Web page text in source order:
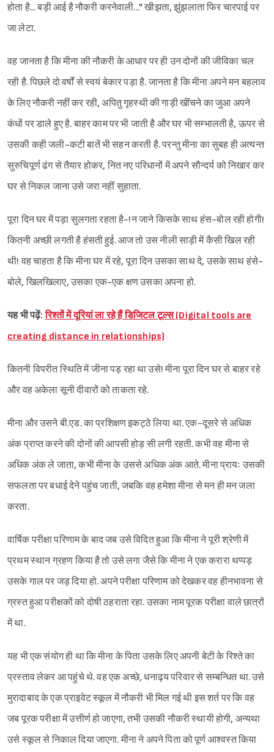
होता है... बड़ी आई है नौकरी करनेवाली..." खीझता, झुंझलाता फिर चारपाई पर
जा लेटा.
वह जानता है कि मीना की नौकरी के आधार पर ही उन दोनों की जीविका चल
रही है. पिछले दो वर्षों से स्वयं बेकार पड़ा है. जानता है कि मीना अपने मन बहलाव
के लिए नौकरी नहीं कर रही, अपितु गृहस्थी की गाड़ी खींचने का जुआ अपने
कंधों पर डाले हुए है. बाहर काम पर भी जाती है और घर भी सम्भालती है, ऊपर से
उसकी कही जली-कटी बातें भी सहन करती है. परन्तु मीना का सुबह ही अत्यन्त
सुरुचिपूर्ण ढंग से तैयार होकर, नित नए परिधानों में अपने सौन्दर्य को निखार कर
घर से निकल जाना उसे जरा नहीं सुहाता.
पूरा दिन घर में पड़ा सुलगता रहता है-!न जाने किसके साथ हंस-बोल रही होगी!
कितनी अच्छी लगती है हंसती हुई. आज तो उस नीली साड़ी में कैसी खिल रही
थी! वह चाहता है कि मीना घर में रहे, पूरा दिन उसका साथ दे, उसके साथ हंसे-
बोले, खिलखिलाए, उसका एक-एक क्षण उसका अपना हो.
यह भी पढ़ें:रिश्तों में दूरियां ला रहे हैं डिजिटल टूल्स (Digital tools are
creating distance in relationships)
कितनी विपरीत स्थिति में जीना पड़ रहा था उसे! मीना पूरा दिन घर से बाहर रहे
और वह अकेला सूनी दीवारों को ताकता रहे.
मीना और उसने बी.एड. का प्रशिक्षण इकट्ठे लिया था. एक-दूसरे से अधिक
अंक प्राप्त करने की दोनों की आपसी होड़ सी लगी रहती. कभी वह मीना से
अधिक अंक ले जाता, कभी मीना के उससे अधिक अंक आते. मीना प्रायः उसकी
सफलता पर बधाई देने पहुंच जाती, जबकि वह हमेशा मीना से मन ही मन जला
करता.
वार्षिक परीक्षा परिणाम के बाद जब उसे विदित हुआ कि मीना ने पूरी श्रेणी में
प्रथम स्थान ग्रहण किया है तो उसे लगा जैसे कि मीना ने एक करारा थप्पड़
उसके गाल पर जड़ दिया हो. अपने परीक्षा परिणाम को देखकर वह हीनभावना से
ग्रस्त हुआ परीक्षकों को दोषी ठहराता रहा. उसका नाम पूरक परीक्षा वाले छात्रों
में था.
यह भी एक संयोग ही था कि मीना के पिता उसके लिए अपनी बेटी के रिश्ते का
प्रस्ताव लेकर आ पहुंचे थे. वह एक अच्छे, धनाढ्य परिवार से सम्बन्धित था. उसे
मुरादाबाद के एक प्राइवेट स्कूल में नौकरी भी मिल गई थी इस शर्त पर कि वह
जब पूरक परीक्षा में उत्तीर्ण हो जाएगा, तभी उसकी नौकरी स्थायी होगी, अन्यथा
उसे स्कूल से निकाल दिया जाएगा. मीना ने अपने पिता को पूर्ण आश्वस्त किया